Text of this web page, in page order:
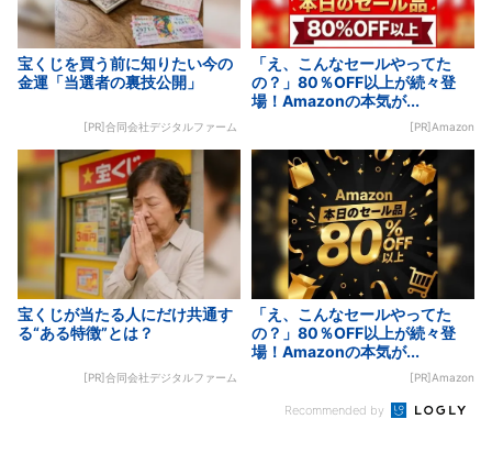
宝くじを買う前に知りたい今の
金運「当選者の裏技公開」
[PR]合同会社デジタルファーム
「え、こんなセールやってた
の？」80％OFF以上が続々登
場！Amazonの本気が...
[PR]Amazon
宝くじが当たる人にだけ共通す
る“ある特徴”とは？
[PR]合同会社デジタルファーム
「え、こんなセールやってた
の？」80％OFF以上が続々登
場！Amazonの本気が...
[PR]Amazon
Recommended by